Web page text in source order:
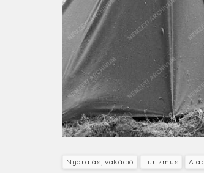
Nyaralás, vakáció Turizmus